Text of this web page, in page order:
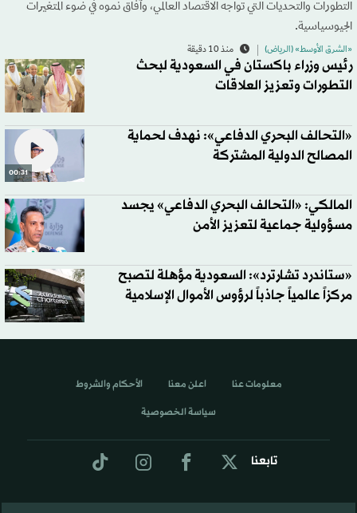
التطورات والتحديات التي تواجه الاقتصاد العالمي، وآفاق نموه في ضوء المتغيرات
الجيوسياسية.
«الشرق الأوسط» (الرياض) منذ 10 دقيقة
رئيس وزراء باكستان في السعودية لبحث
التطورات وتعزيز العلاقات
00:31
«التحالف البحري الدفاعي»: نهدف لحماية
المصالح الدولية المشتركة
المالكي: «التحالف البحري الدفاعي» يجسد
مسؤولية جماعية لتعزيز الأمن
«ستاندرد تشارترد»: السعودية مؤهلة لتصبح
مركزاً عالمياً جاذباً لرؤوس الأموال الإسلامية
تابعنا
معلومات عنا اعلن معنا الأحكام والشروط
سياسة الخصوصية